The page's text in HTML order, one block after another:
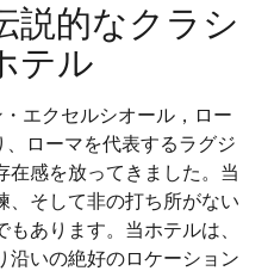
説的なクラシ
テル
エクセルシオール，ロー
ローマを代表するラグジ
在感を放ってきました。当
、そして非の打ち所がない
あります。当ホテルは、
沿いの絶好のロケーション